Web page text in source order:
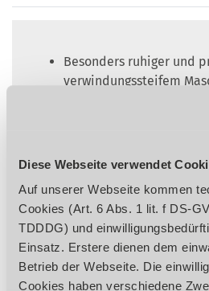
Diese Webseite verwendet
Auf unserer Webseite kommen
Cookies (Art. 6 Abs. 1 lit. f DS-
TDDDG) und
Einsatz. Erstere dienen dem
Betrieb der Webseite. Die
Cookies haben verschiedene
Besonders ruhiger und
verwindungssteifem
Massive Guss-
polierter Oberfläche
mit Teleskop-
Klappanschlägen
Aluminium-
Rundstangenführung,
Hoher Bedienkomfort